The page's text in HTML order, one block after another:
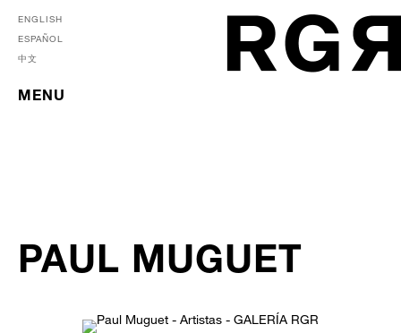
ENGLISH
ESPAÑOL
中文
MENU
PAUL MUGUET